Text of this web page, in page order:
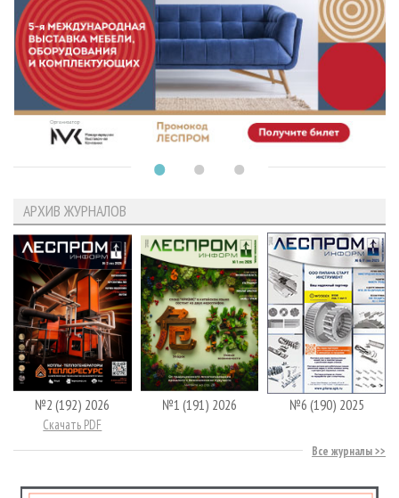
АРХИВ ЖУРНАЛОВ
№2 (192) 2026
Скачать PDF
№1 (191) 2026 №6 (190) 2025
Все журналы